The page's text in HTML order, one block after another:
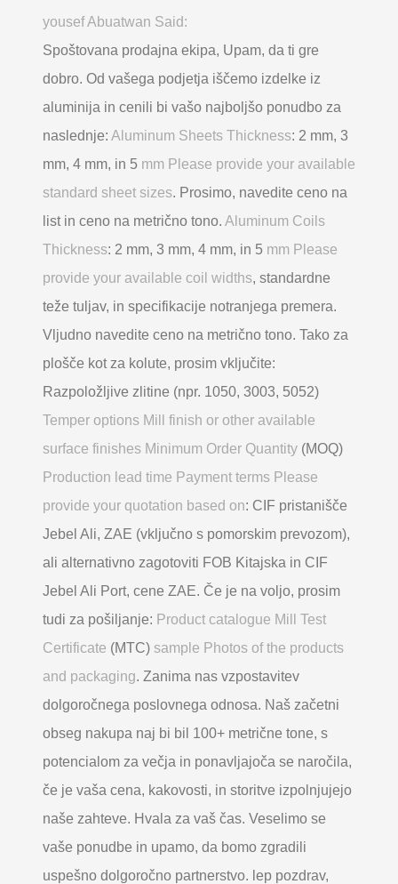
yousef Abuatwan Said:
Spoštovana prodajna ekipa, Upam, da ti gre
dobro. Od vašega podjetja iščemo izdelke iz
aluminija in cenili bi vašo najboljšo ponudbo za
naslednje: Aluminum Sheets Thickness: 2 mm, 3
mm, 4 mm, in 5 mm Please provide your available
standard sheet sizes. Prosimo, navedite ceno na
list in ceno na metrično tono. Aluminum Coils
Thickness: 2 mm, 3 mm, 4 mm, in 5 mm Please
provide your available coil widths, standardne
teže tuljav, in specifikacije notranjega premera.
Vljudno navedite ceno na metrično tono. Tako za
plošče kot za kolute, prosim vključite:
Razpoložljive zlitine (npr. 1050, 3003, 5052)
Temper options Mill finish or other available
surface finishes Minimum Order Quantity (MOQ)
Production lead time Payment terms Please
provide your quotation based on: CIF pristanišče
Jebel Ali, ZAE (vključno s pomorskim prevozom),
ali alternativno zagotoviti FOB Kitajska in CIF
Jebel Ali Port, cene ZAE. Če je na voljo, prosim
tudi za pošiljanje: Product catalogue Mill Test
Certificate (MTC) sample Photos of the products
and packaging. Zanima nas vzpostavitev
dolgoročnega poslovnega odnosa. Naš začetni
obseg nakupa naj bi bil 100+ metrične tone, s
potencialom za večja in ponavljajoča se naročila,
če je vaša cena, kakovosti, in storitve izpolnjujejo
naše zahteve. Hvala za vaš čas. Veselimo se
vaše ponudbe in upamo, da bomo zgradili
uspešno dolgoročno partnerstvo. lep pozdrav,